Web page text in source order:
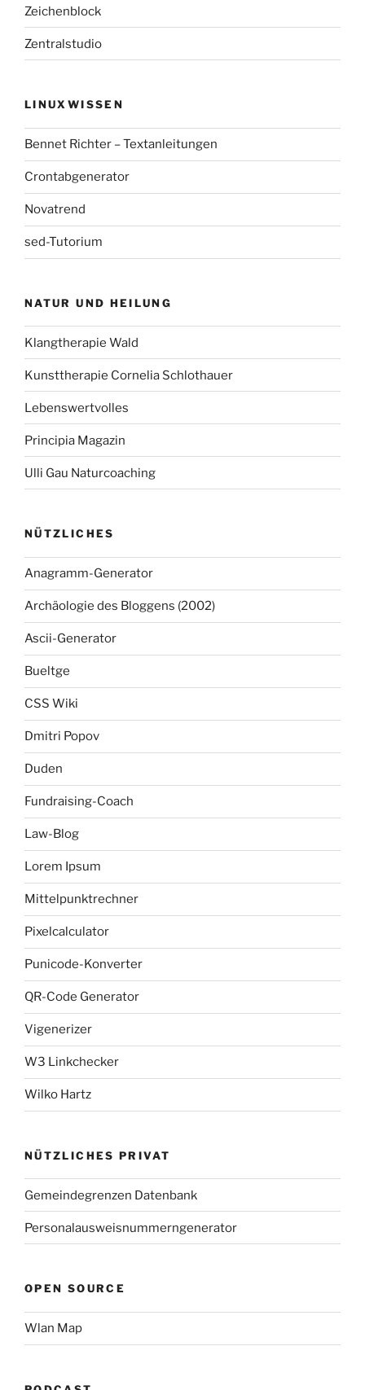
Zeichenblock
Zentralstudio
LINUXWISSEN
Bennet Richter – Textanleitungen
Crontabgenerator
Novatrend
sed-Tutorium
NATUR UND HEILUNG
Klangtherapie Wald
Kunsttherapie Cornelia Schlothauer
Lebenswertvolles
Principia Magazin
Ulli Gau Naturcoaching
NÜTZLICHES
Anagramm-Generator
Archäologie des Bloggens (2002)
Ascii-Generator
Bueltge
CSS Wiki
Dmitri Popov
Duden
Fundraising-Coach
Law-Blog
Lorem Ipsum
Mittelpunktrechner
Pixelcalculator
Punicode-Konverter
QR-Code Generator
Vigenerizer
W3 Linkchecker
Wilko Hartz
NÜTZLICHES PRIVAT
Gemeindegrenzen Datenbank
Personalausweisnummerngenerator
OPEN SOURCE
Wlan Map